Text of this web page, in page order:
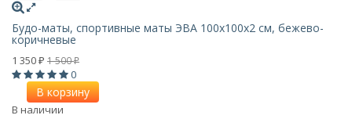
Будо-маты, спортивные маты ЭВА 100х100x2 см, бежево-
коричневые
1 350 ₽ 1 500₽
0
В корзину
В наличии